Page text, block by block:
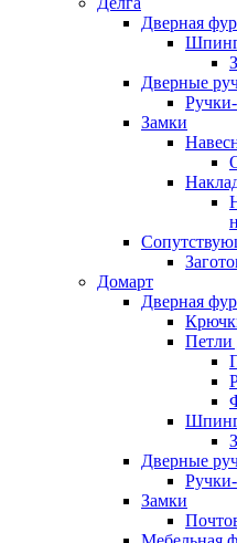
Дверная
Дверные
Замки
Домарт
Дверная
Петли
Дверные
Замки